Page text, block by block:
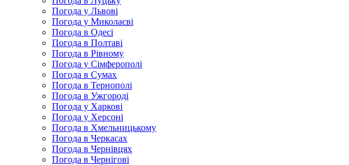
Погода у Львові
Погода у Миколаєві
Погода в Одесі
Погода в Полтаві
Погода в Рівному
Погода у Сімферополі
Погода в Сумах
Погода в Тернополі
Погода в Ужгороді
Погода у Харкові
Погода у Херсоні
Погода в Хмельницькому
Погода в Черкасах
Погода в Чернівцях
Погода в Чернігові